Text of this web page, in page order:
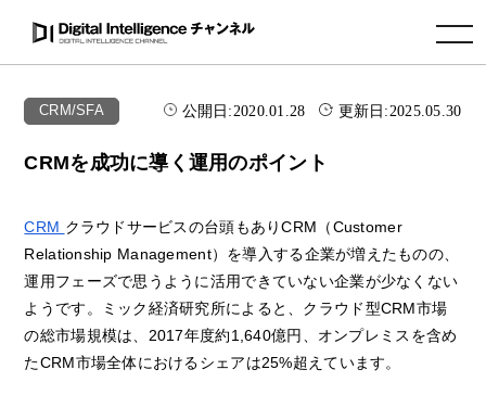
toggle navigation
CRM/SFA 公開日:2020.01.28 更新日:2025.05.30
CRMを成功に導く運用のポイント
CRM クラウドサービスの台頭もありCRM（Customer
Relationship Management）を導入する企業が増えたものの、
運用フェーズで思うように活用できていない企業が少なくない
ようです。ミック経済研究所によると、クラウド型CRM市場
の総市場規模は、2017年度約1,640億円、オンプレミスを含め
たCRM市場全体におけるシェアは25%超えています。